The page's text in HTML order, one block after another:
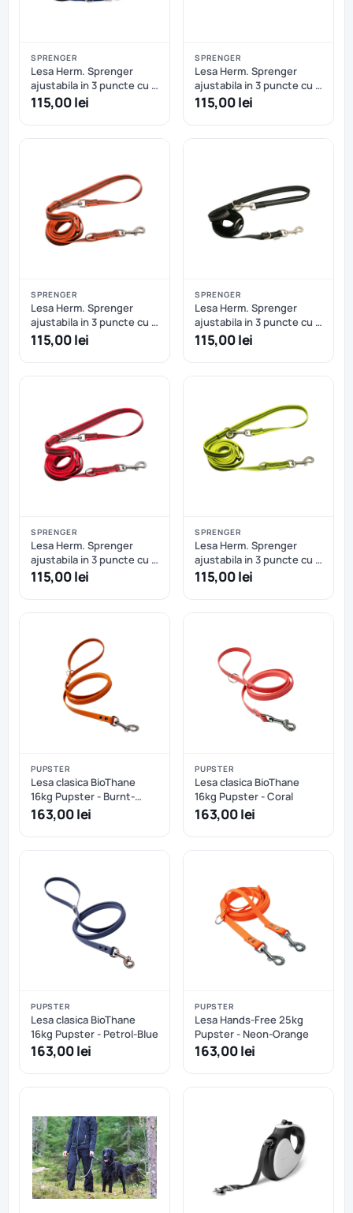
SPRENGER
Lesa Herm. Sprenger
ajustabila in 3 puncte cu 2
carabiniere, din nailon si
insertie cauciucata - 230
cm - Albastru
115,00 lei
SPRENGER
Lesa Herm. Sprenger
ajustabila in 3 puncte cu 2
carabiniere, din nailon si
insertie cauciucata - 230
cm - Verde
115,00 lei
SPRENGER
Lesa Herm. Sprenger
ajustabila in 3 puncte cu 2
carabiniere, din nailon si
insertie cauciucata - 230
cm - Portocaliu Neon
115,00 lei
SPRENGER
Lesa Herm. Sprenger
ajustabila in 3 puncte cu 2
carabiniere, din nailon si
insertie cauciucata - 230
cm - Negru
115,00 lei
SPRENGER
Lesa Herm. Sprenger
ajustabila in 3 puncte cu 2
carabiniere, din nailon si
insertie cauciucata - 230
cm - Rosu
115,00 lei
SPRENGER
Lesa Herm. Sprenger
ajustabila in 3 puncte cu 2
carabiniere, din nailon si
insertie cauciucata - 230
cm - Galben Neon
115,00 lei
PUPSTER
Lesa clasica BioThane
16kg Pupster - Burnt-
Orange
163,00 lei
PUPSTER
Lesa clasica BioThane
16kg Pupster - Coral
163,00 lei
PUPSTER
Lesa clasica BioThane
16kg Pupster - Petrol-Blue
163,00 lei
PUPSTER
Lesa Hands-Free 25kg
Pupster - Neon-Orange
163,00 lei